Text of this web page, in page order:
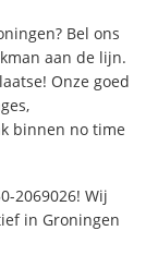
Bel ons
aan de lijn.
Onze goed
binnen no time
2069026! Wij
in Groningen